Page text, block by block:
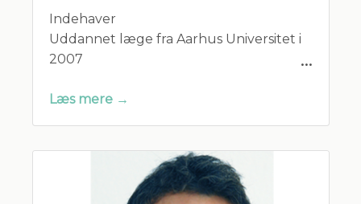
Indehaver
Uddannet læge fra Aarhus Universitet i
2007
Gift og har to børn.
Praktiserende Lægers Organisation
Dansk selskab for Almen Medicin
Dansk Selskab for Muskuloskeletal
Læs mere →